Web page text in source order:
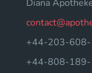
Diana
+44-203-
+44-808-